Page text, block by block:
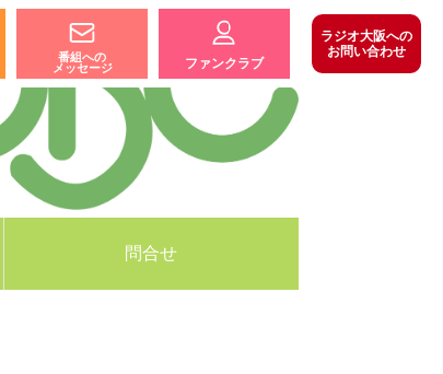
番組への
メッセージ
ファンクラブ
ラジオ大阪への
お問い合わせ
問合せ